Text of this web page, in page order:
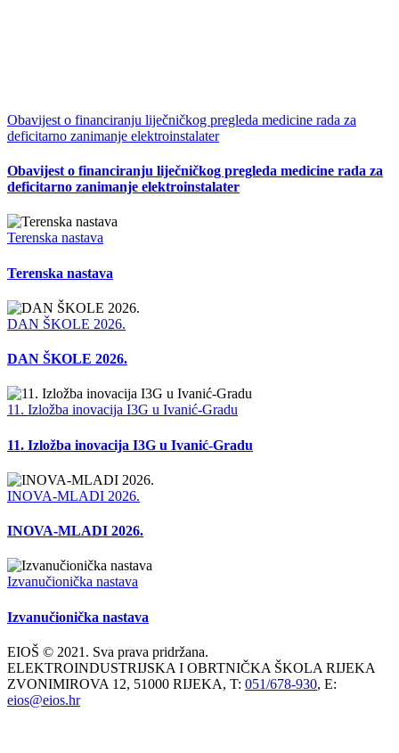
Obavijest o financiranju liječničkog pregleda medicine rada za
deficitarno zanimanje elektroinstalater
Obavijest o financiranju liječničkog pregleda medicine rada za
deficitarno zanimanje elektroinstalater
Terenska nastava
Terenska nastava
DAN ŠKOLE 2026.
DAN ŠKOLE 2026.
11. Izložba inovacija I3G u Ivanić-Gradu
11. Izložba inovacija I3G u Ivanić-Gradu
INOVA-MLADI 2026.
INOVA-MLADI 2026.
Izvanučionička nastava
Izvanučionička nastava
EIOŠ © 2021. Sva prava pridržana.
ELEKTROINDUSTRIJSKA I OBRTNIČKA ŠKOLA RIJEKA
ZVONIMIROVA 12, 51000 RIJEKA, T: 051/678-930, E:
eios@eios.hr